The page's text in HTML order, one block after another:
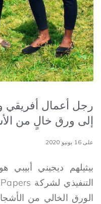
رجل أعمال أفريقي
إلى ورق خالٍ من
على 16 يونيو 2020
بيثيلهم ديجيني